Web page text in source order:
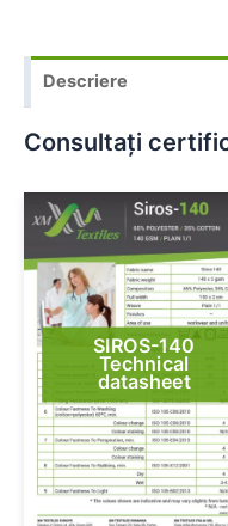
Descriere
Consultați
SIROS-140
Technical
datasheet